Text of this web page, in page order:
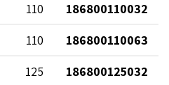
186800110032
110
186800110063
110
186800125032
125